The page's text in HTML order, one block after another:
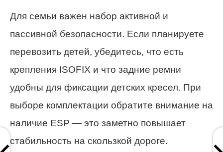
Для семьи важен набор активной и
пассивной безопасности. Если планируете
перевозить детей, убедитесь, что есть
крепления ISOFIX и что задние ремни
удобны для фиксации детских кресел. При
выборе комплектации обратите внимание на
наличие ESP — это заметно повышает
стабильность на скользкой дороге.